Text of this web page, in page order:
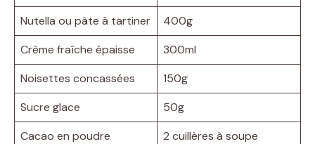
Nutella ou pâte à tartiner
400g
Crème fraîche épaisse
300ml
Noisettes concassées
150g
Sucre glace
50g
Cacao en poudre
2 cuillères à soupe